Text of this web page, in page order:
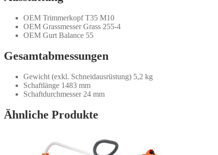
OEM Trimmerkopf T35 M10
OEM Grassmesser Grass 255-4
OEM Gurt Balance 55
Gesamtabmessungen
Gewicht (exkl. Schneidausrüstung) 5,2 kg
Schaftlänge 1483 mm
Schaftdurchmesser 24 mm
Ähnliche Produkte